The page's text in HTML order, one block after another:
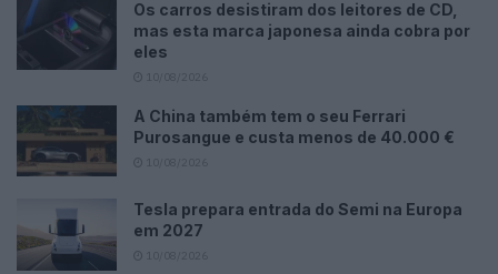
Os carros desistiram dos leitores de CD,
mas esta marca japonesa ainda cobra por
eles
A China também tem o seu Ferrari
Purosangue e custa menos de 40.000 €
Tesla prepara entrada do Semi na Europa
em 2027